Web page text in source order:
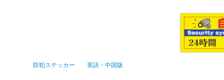
防犯ステッカー 英語・中国版